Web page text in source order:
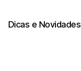
Dicas e Novidades